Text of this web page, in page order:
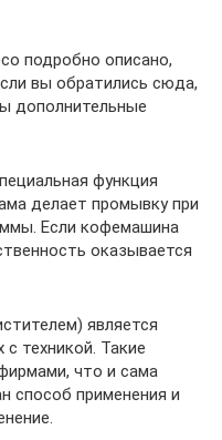
подробно описано,
вы обратились сюда,
дополнительные
функция
делает промывку при
Если кофемашина
оказывается
является
с техникой. Такие
что и сама
способ применения и